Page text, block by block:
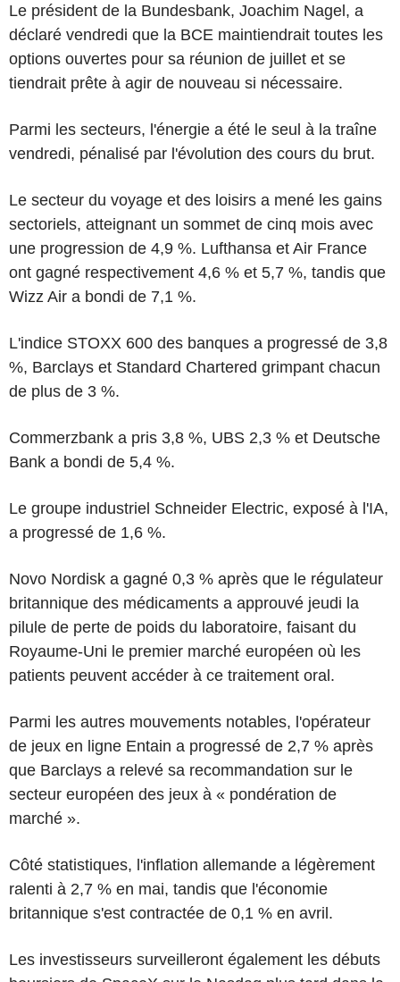
Le président de la Bundesbank, Joachim Nagel, a
déclaré vendredi que la BCE maintiendrait toutes les
options ouvertes pour sa réunion de juillet et se
tiendrait prête à agir de nouveau si nécessaire.
Parmi les secteurs, l'énergie a été le seul à la traîne
vendredi, pénalisé par l'évolution des cours du brut.
Le secteur du voyage et des loisirs a mené les gains
sectoriels, atteignant un sommet de cinq mois avec
une progression de 4,9 %. Lufthansa et Air France
ont gagné respectivement 4,6 % et 5,7 %, tandis que
Wizz Air a bondi de 7,1 %.
L'indice STOXX 600 des banques a progressé de 3,8
%, Barclays et Standard Chartered grimpant chacun
de plus de 3 %.
Commerzbank a pris 3,8 %, UBS 2,3 % et Deutsche
Bank a bondi de 5,4 %.
Le groupe industriel Schneider Electric, exposé à l'IA,
a progressé de 1,6 %.
Novo Nordisk a gagné 0,3 % après que le régulateur
britannique des médicaments a approuvé jeudi la
pilule de perte de poids du laboratoire, faisant du
Royaume-Uni le premier marché européen où les
patients peuvent accéder à ce traitement oral.
Parmi les autres mouvements notables, l'opérateur
de jeux en ligne Entain a progressé de 2,7 % après
que Barclays a relevé sa recommandation sur le
secteur européen des jeux à « pondération de
marché ».
Côté statistiques, l'inflation allemande a légèrement
ralenti à 2,7 % en mai, tandis que l'économie
britannique s'est contractée de 0,1 % en avril.
Les investisseurs surveilleront également les débuts